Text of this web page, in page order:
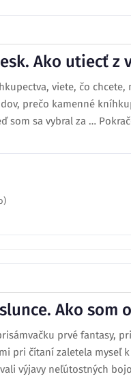
Ako utiecť z
viete, čo
prečo kamenné
som sa vybral za …
Ako
prvé fantasy,
pri čítaní zaletela myseľ
výjavy neľútostných